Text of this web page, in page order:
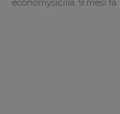
economysicilia, 9 mesi fa